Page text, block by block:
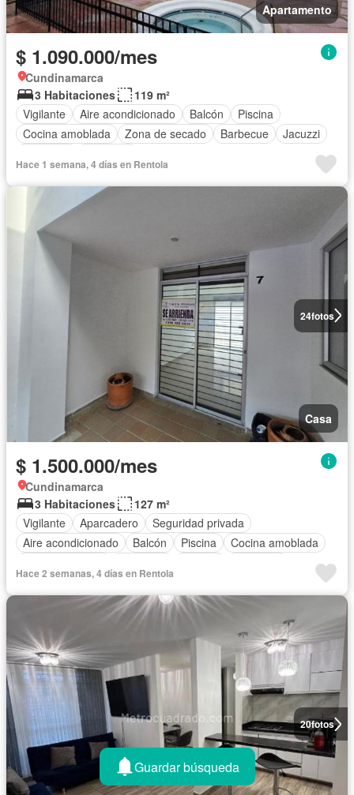
Apartamento
$ 1.090.000/mes
Cundinamarca
3 Habitaciones
119 m²
Vigilante
Aire acondicionado Balcón
Piscina
Cocina amoblada
Zona de secado Barbecue
Jacuzzi
Hace 1 semana, 4 días en Rentola
24fotos
Casa
$ 1.500.000/mes
Cundinamarca
3 Habitaciones
127 m²
Vigilante
Aparcadero
Seguridad privada
Aire acondicionado
Balcón Piscina
Cocina amoblada
Hace 2 semanas, 4 días en Rentola
20fotos
Guardar búsqueda